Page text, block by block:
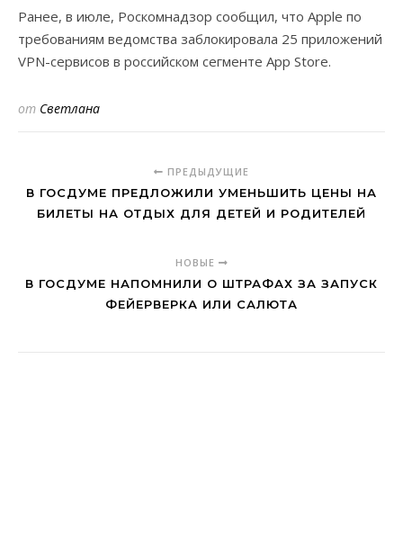
Ранее, в июле, Роскомнадзор сообщил, что Apple по
требованиям ведомства заблокировала 25 приложений
VPN-сервисов в российском сегменте App Store.
от Светлана
ПРЕДЫДУЩИЕ
В ГОСДУМЕ ПРЕДЛОЖИЛИ УМЕНЬШИТЬ ЦЕНЫ НА
БИЛЕТЫ НА ОТДЫХ ДЛЯ ДЕТЕЙ И РОДИТЕЛЕЙ
НОВЫЕ
В ГОСДУМЕ НАПОМНИЛИ О ШТРАФАХ ЗА ЗАПУСК
ФЕЙЕРВЕРКА ИЛИ САЛЮТА